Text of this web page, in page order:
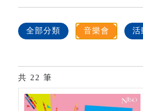
全部分類 音樂會 活
共 22 筆